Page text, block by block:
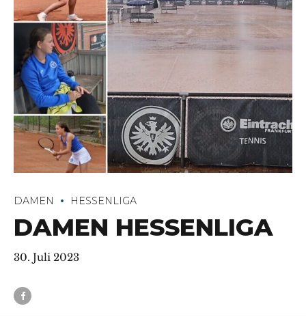
DAMEN HESSENLIGA
DAMEN HESSENLIGA
30. Juli 2023